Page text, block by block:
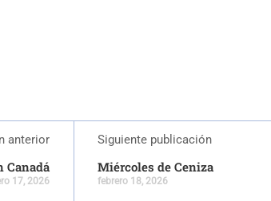
anterior
Canadá
17, 2026
Siguiente publicación
Miércoles de Ceniza
febrero 18, 2026